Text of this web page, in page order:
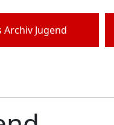
Archiv Jugend